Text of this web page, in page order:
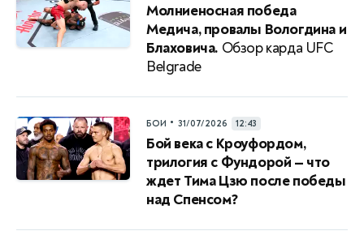
Молниеносная победа
Медича, провалы Вологдина и
Блаховича. Обзор карда UFC
Belgrade
БОИ • 31/07/2026 12:43
Бой века с Кроуфордом,
трилогия с Фундорой — что
ждет Тима Цзю после победы
над Спенсом?